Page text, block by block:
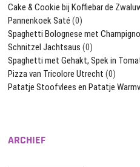
Cake & Cookie bij Koffiebar de
Pannenkoek Saté (0)
Spaghetti Bolognese met
Schnitzel Jachtsaus (0)
Spaghetti met Gehakt, Spek in
Pizza van Tricolore Utrecht (0)
Patatje Stoofvlees en Patatje
ARCHIEF